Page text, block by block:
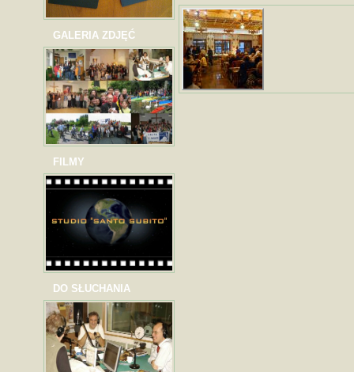
GALERIA ZDJĘĆ
FILMY
DO SŁUCHANIA